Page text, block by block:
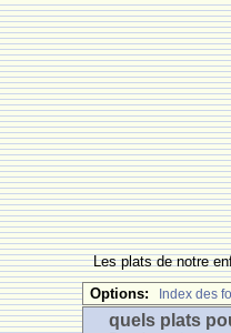
Les plats de notre
Options: Index des
quels plats